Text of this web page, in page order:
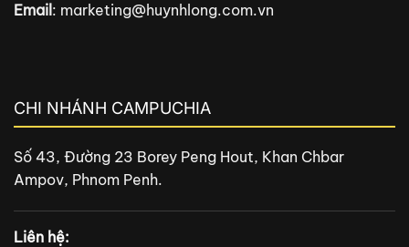
Email : marketing@huynhlong.com.vn
CHI NHÁNH CAMPUCHIA
Số 43, Đường 23 Borey Peng Hout, Khan Chbar
Ampov, Phnom Penh.
Liên hệ: